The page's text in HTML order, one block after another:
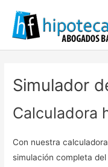
Simulador
Calculadora
Con nuestra
simulación completa